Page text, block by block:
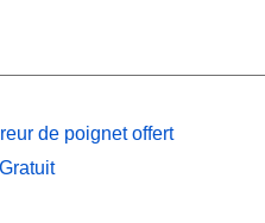
de poignet offert